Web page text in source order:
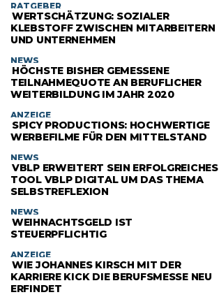
RATGEBER
WERTSCHÄTZUNG: SOZIALER
KLEBSTOFF ZWISCHEN MITARBEITERN
UND UNTERNEHMEN
NEWS
HÖCHSTE BISHER GEMESSENE
TEILNAHMEQUOTE AN BERUFLICHER
WEITERBILDUNG IM JAHR 2020
ANZEIGE
SPICY PRODUCTIONS: HOCHWERTIGE
WERBEFILME FÜR DEN MITTELSTAND
NEWS
VBLP ERWEITERT SEIN ERFOLGREICHES
TOOL VBLP DIGITAL UM DAS THEMA
SELBSTREFLEXION
NEWS
WEIHNACHTSGELD IST
STEUERPFLICHTIG
ANZEIGE
WIE JOHANNES KIRSCH MIT DER
KARRIERE KICK DIE BERUFSMESSE NEU
ERFINDET